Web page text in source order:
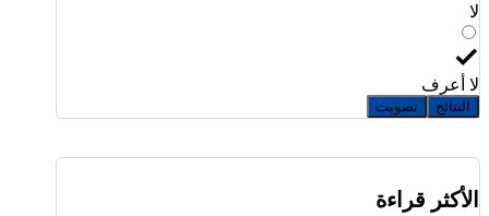
لا
لا أعرف
النتائج تصويت
الأكثر قراءة